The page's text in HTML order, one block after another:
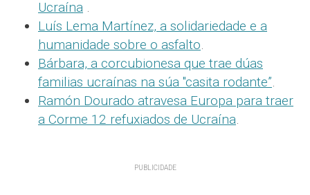
Ucraína .
Luís Lema Martínez, a solidariedade e a
humanidade sobre o asfalto.
Bárbara, a corcubionesa que trae dúas
familias ucraínas na súa "casita rodante”.
Ramón Dourado atravesa Europa para traer
a Corme 12 refuxiados de Ucraína.